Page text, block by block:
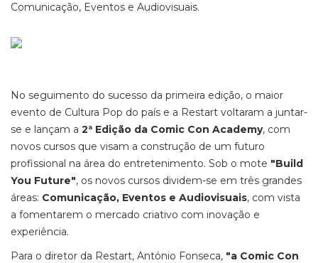
Comunicação, Eventos e Audiovisuais.
No seguimento do sucesso da primeira edição, o maior
evento de Cultura Pop do país e a Restart voltaram a juntar-
se e lançam a 2ª Edição da Comic Con Academy, com
novos cursos que visam a construção de um futuro
profissional na área do entretenimento. Sob o mote "Build
You Future", os novos cursos dividem-se em três grandes
áreas: Comunicação, Eventos e Audiovisuais, com vista
a fomentarem o mercado criativo com inovação e
experiência.
Para o diretor da Restart, António Fonseca, "a Comic Con